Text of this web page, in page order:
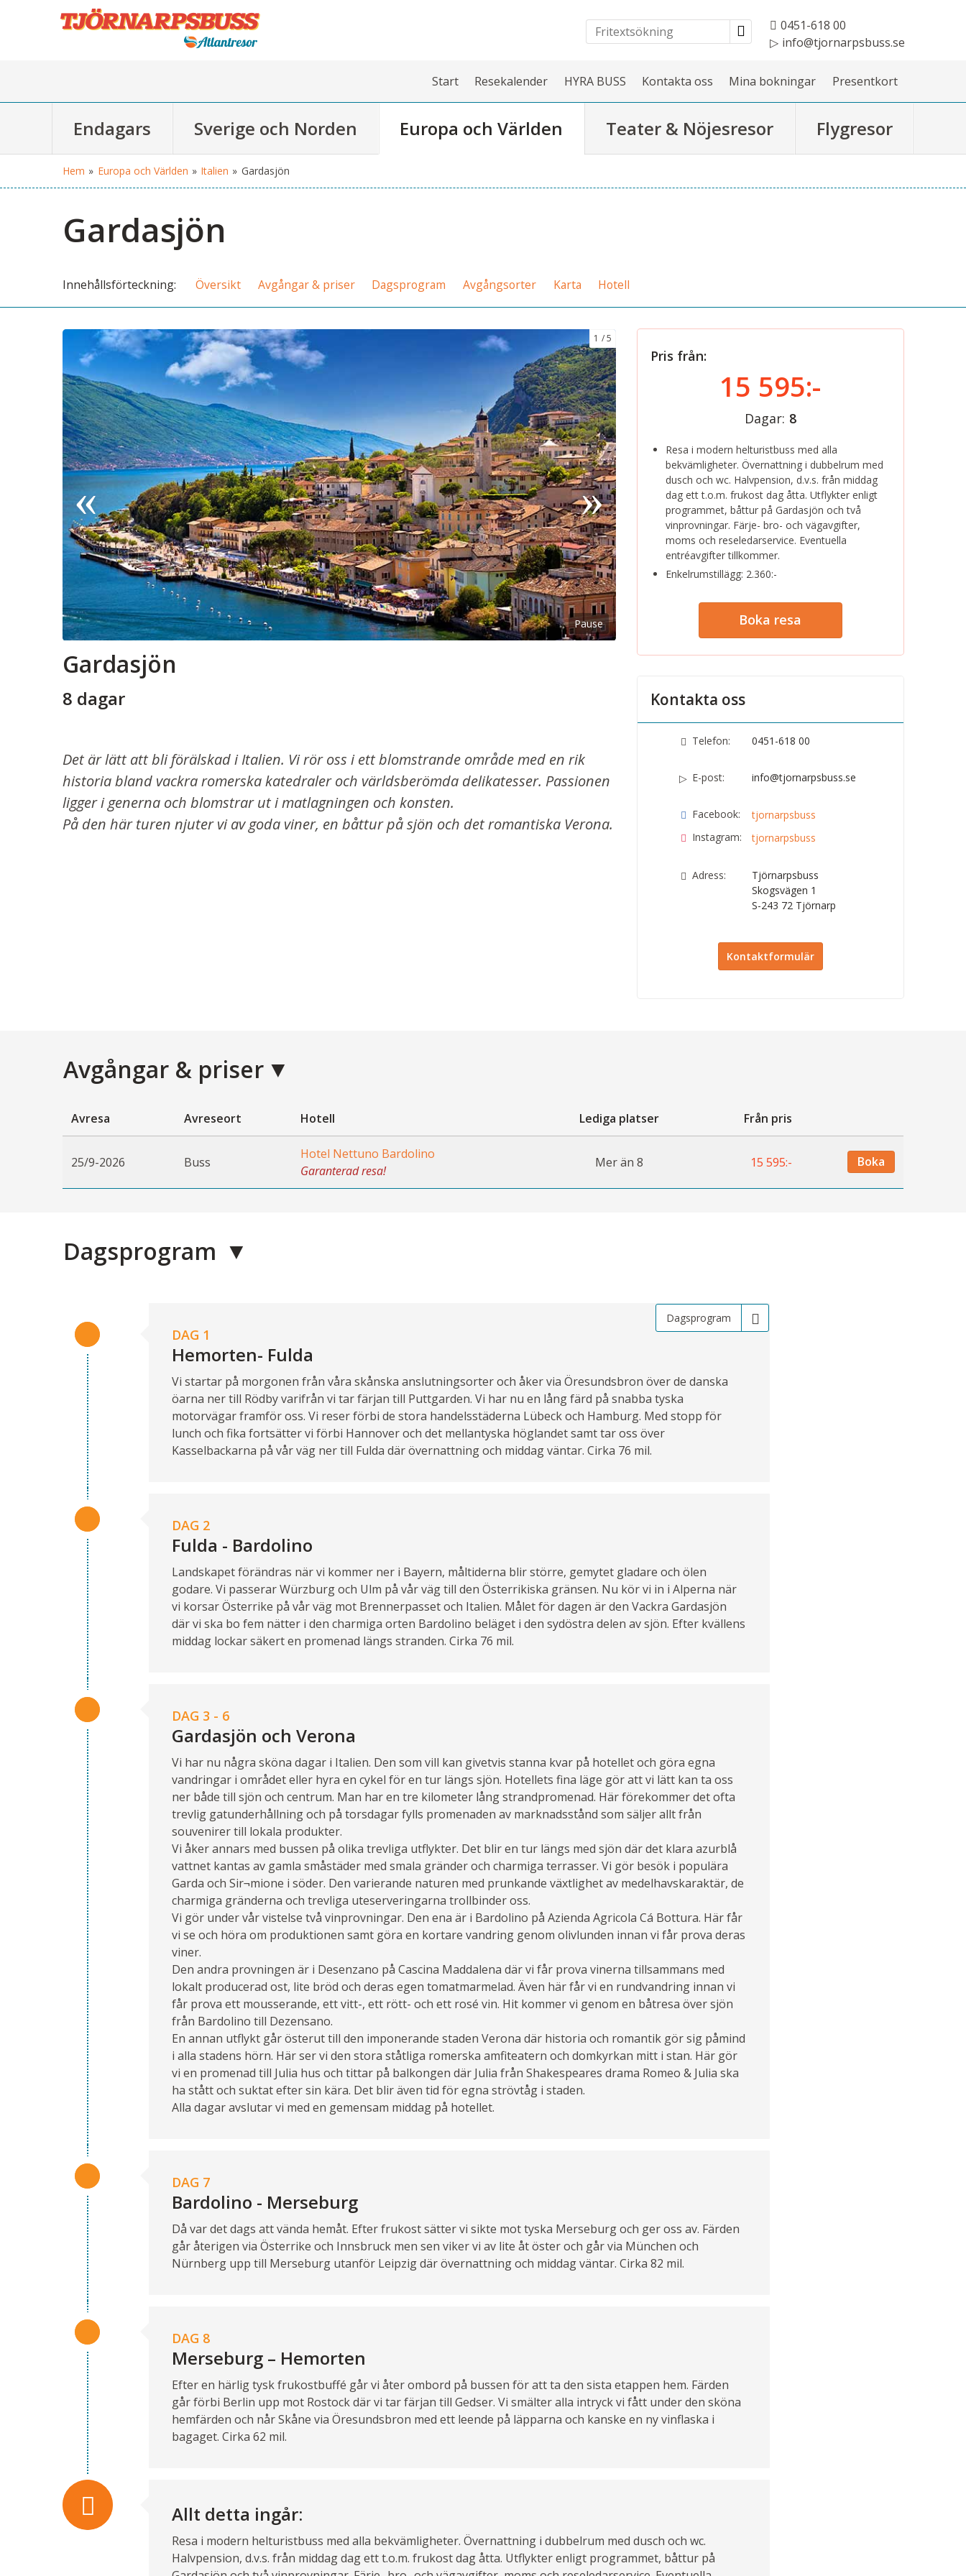
0451-618 00
info@tjornarpsbuss.se
Start Resekalender HYRA BUSS Kontakta oss Mina bokningar Presentkort
Endagars Sverige och Norden Europa och Världen Teater & Nöjesresor Flygresor
Hem » Europa och Världen » Italien » Gardasjön
Gardasjön
Innehållsförteckning Översikt Avgångar & priser Dagsprogram Avgångsorter Karta Hotell
Pause
1 5
Gardasjön
8 dagar
Det är lätt att bli förälskad i Italien. Vi rör oss i ett blomstrande område med en rik
historia bland vackra romerska katedraler och världsberömda delikatesser. Passionen
ligger i generna och blomstrar ut i matlagningen och konsten.
På den här turen njuter vi av goda viner, en båttur på sjön och det romantiska Verona.
Pris från:
15 595:-
Dagar: 8
Resa i modern helturistbuss med alla
bekvämligheter. Övernattning i dubbelrum med
dusch och wc. Halvpension, d.v.s. från middag
dag ett t.o.m. frukost dag åtta. Utflykter enligt
programmet, båttur på Gardasjön och två
vinprovningar. Färje- bro- och vägavgifter,
moms och reseledarservice. Eventuella
entréavgifter tillkommer.
Enkelrumstillägg: 2.360:-
Boka resa
Kontakta oss
Telefon: 0451-618 00
E-post: info@tjornarpsbuss.se
Facebook:
tjornarpsbuss
Instagram:
tjornarpsbuss
Adress:
Tjörnarpsbuss
Skogsvägen 1
S-243 72 Tjörnarp
Kontaktformulär
Avgångar & priser
Avresa Avreseort Hotell Lediga platser Från pris
25/9-2026 Buss
Hotel Nettuno Bardolino
Garanterad resa!
Mer än 8 15 595:- Boka
Dagsprogram
Dagsprogram
DAG 1
Hemorten- Fulda
Vi startar på morgonen från våra skånska anslutningsorter och åker via Öresundsbron över de danska
öarna ner till Rödby varifrån vi tar färjan till Puttgarden. Vi har nu en lång färd på snabba tyska
motorvägar framför oss. Vi reser förbi de stora handelsstäderna Lübeck och Hamburg. Med stopp för
lunch och fika fortsätter vi förbi Hannover och det mellantyska höglandet samt tar oss över
Kasselbackarna på vår väg ner till Fulda där övernattning och middag väntar. Cirka 76 mil.
DAG 2
Fulda - Bardolino
Landskapet förändras när vi kommer ner i Bayern, måltiderna blir större, gemytet gladare och ölen
godare. Vi passerar Würzburg och Ulm på vår väg till den Österrikiska gränsen. Nu kör vi in i Alperna när
vi korsar Österrike på vår väg mot Brennerpasset och Italien. Målet för dagen är den Vackra Gardasjön
där vi ska bo fem nätter i den charmiga orten Bardolino beläget i den sydöstra delen av sjön. Efter kvällens
middag lockar säkert en promenad längs stranden. Cirka 76 mil.
DAG 3 - 6
Gardasjön och Verona
Vi har nu några sköna dagar i Italien. Den som vill kan givetvis stanna kvar på hotellet och göra egna
vandringar i området eller hyra en cykel för en tur längs sjön. Hotellets fina läge gör att vi lätt kan ta oss
ner både till sjön och centrum. Man har en tre kilometer lång strandpromenad. Här förekommer det ofta
trevlig gatunderhållning och på torsdagar fylls promenaden av marknadsstånd som säljer allt från
souvenirer till lokala produkter.
Vi åker annars med bussen på olika trevliga utflykter. Det blir en tur längs med sjön där det klara azurblå
vattnet kantas av gamla småstäder med smala gränder och charmiga terrasser. Vi gör besök i populära
Garda och Sir¬mione i söder. Den varierande naturen med prunkande växtlighet av medelhavskaraktär, de
charmiga gränderna och trevliga uteserveringarna trollbinder oss.
Vi gör under vår vistelse två vinprovningar. Den ena är i Bardolino på Azienda Agricola Cá Bottura. Här får
vi se och höra om produktionen samt göra en kortare vandring genom olivlunden innan vi får prova deras
viner.
Den andra provningen är i Desenzano på Cascina Maddalena där vi får prova vinerna tillsammans med
lokalt producerad ost, lite bröd och deras egen tomatmarmelad. Även här får vi en rundvandring innan vi
får prova ett mousserande, ett vitt-, ett rött- och ett rosé vin. Hit kommer vi genom en båtresa över sjön
från Bardolino till Dezensano.
En annan utflykt går österut till den imponerande staden Verona där historia och romantik gör sig påmind
i alla stadens hörn. Här ser vi den stora ståtliga romerska amfiteatern och domkyrkan mitt i stan. Här gör
vi en promenad till Julia hus och tittar på balkongen där Julia från Shakespeares drama Romeo & Julia ska
ha stått och suktat efter sin kära. Det blir även tid för egna strövtåg i staden.
Alla dagar avslutar vi med en gemensam middag på hotellet.
DAG 7
Bardolino - Merseburg
Då var det dags att vända hemåt. Efter frukost sätter vi sikte mot tyska Merseburg och ger oss av. Färden
går återigen via Österrike och Innsbruck men sen viker vi av lite åt öster och går via München och
Nürnberg upp till Merseburg utanför Leipzig där övernattning och middag väntar. Cirka 82 mil.
DAG 8
Merseburg – Hemorten
Efter en härlig tysk frukostbuffé går vi åter ombord på bussen för att ta den sista etappen hem. Färden
går förbi Berlin upp mot Rostock där vi tar färjan till Gedser. Vi smälter alla intryck vi fått under den sköna
hemfärden och når Skåne via Öresundsbron med ett leende på läpparna och kanske en ny vinflaska i
bagaget. Cirka 62 mil.
Allt detta ingår:
Resa i modern helturistbuss med alla bekvämligheter. Övernattning i dubbelrum med dusch och wc.
Halvpension, d.v.s. från middag dag ett t.o.m. frukost dag åtta. Utflykter enligt programmet, båttur på